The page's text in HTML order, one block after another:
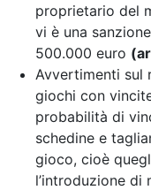
proprietario del
vi è una
500.000 euro
Avvertimenti sul
giochi con
probabilità di
schedine e
gioco, cioè
l’introduzione di